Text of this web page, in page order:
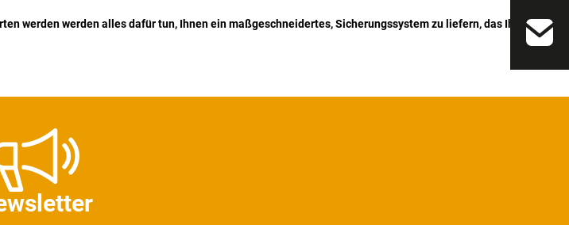
werden werden alles dafür tun, Ihnen ein maßgeschneidertes, Sicherungssystem zu liefern, das Ihren